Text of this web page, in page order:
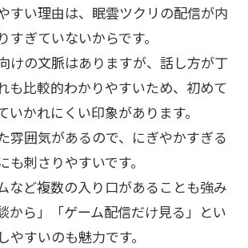
すい理由は、眠雲ツクリの配信が内
ぎていないからです。
けの文脈はありますが、話し方が丁
も比較的わかりやすいため、初めて
いかれにくい印象があります。
雰囲気があるので、にぎやかすぎる
も刺さりやすいです。
など複数の入り口があることも強み
から」「ゲーム配信だけ見る」とい
やすいのも魅力です。